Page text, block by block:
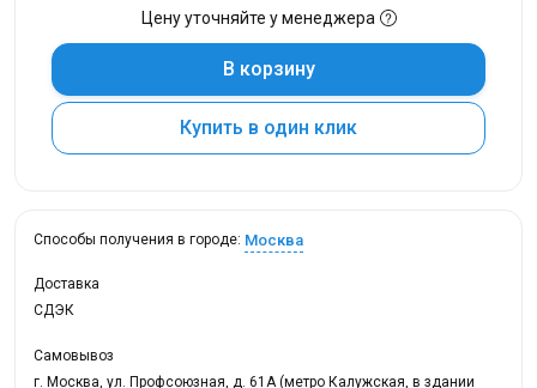
Цену уточняйте у менеджера
В корзину
Купить в один клик
Способы получения в городе: Москва
Доставка
СДЭК
Самовывоз
г. Москва, ул. Профсоюзная, д. 61А (метро Калужская, в здании